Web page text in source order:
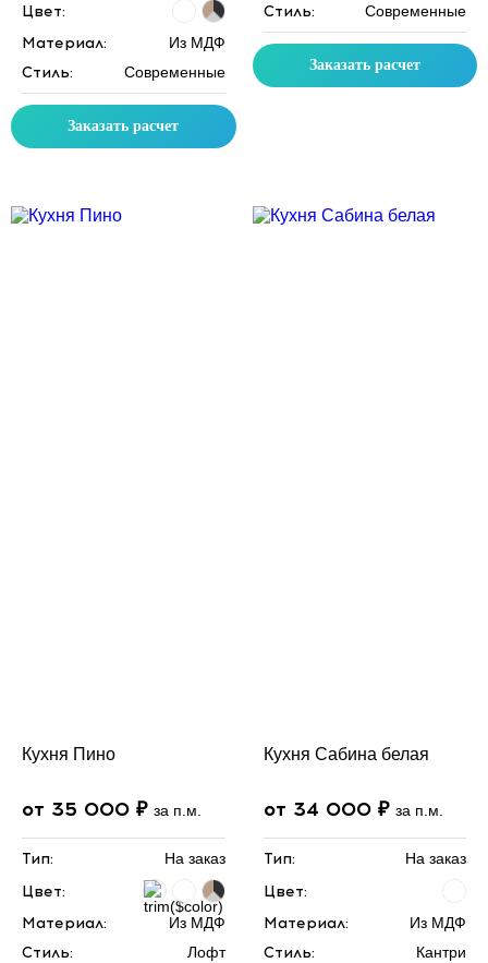
Цвет:
Материал:
Из МДФ
Стиль: Современные
Заказать расчет
Стиль: Современные
Заказать расчет
Кухня Пино
от 35 000 ₽ за п.м.
Тип: На заказ
Цвет:
Материал:
Из МДФ
Стиль: Лофт
Кухня Сабина белая
от 34 000 ₽ за п.м.
Тип: На заказ
Цвет:
Материал:
Из МДФ
Стиль: Кантри